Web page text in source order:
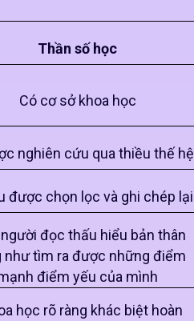
Thần số học
Có cơ sở khoa học
nghiên cứu qua thiều thế hệ
được chọn lọc và ghi chép lại
đọc thấu hiểu bản thân
như tìm ra được những điểm
điểm yếu của mình
học rõ ràng khác biệt hoàn